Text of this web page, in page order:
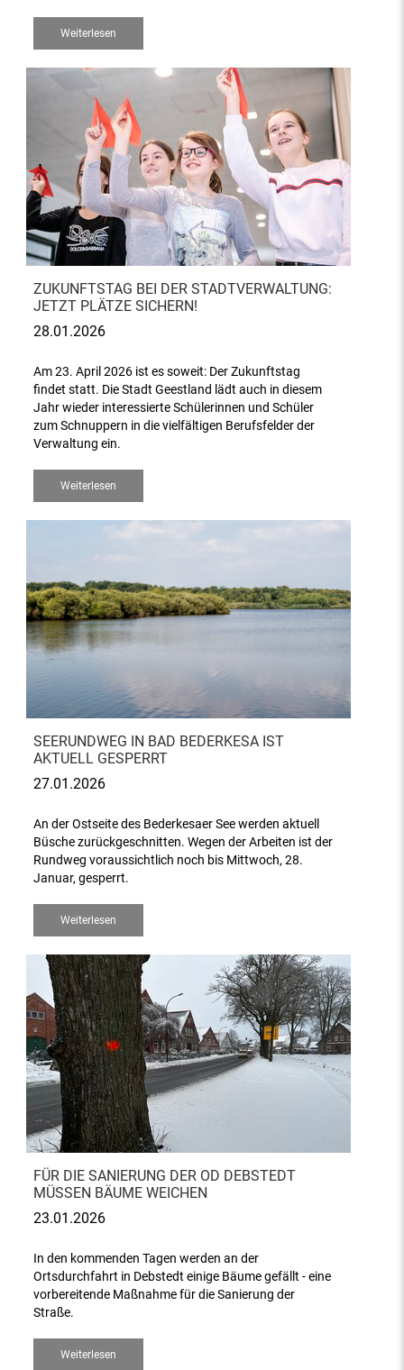
Weiterlesen
ZUKUNFTSTAG BEI DER STADTVERWALTUNG:
JETZT PLÄTZE SICHERN!
28.01.2026
Am 23. April 2026 ist es soweit: Der Zukunftstag
findet statt. Die Stadt Geestland lädt auch in diesem
Jahr wieder interessierte Schülerinnen und Schüler
zum Schnuppern in die vielfältigen Berufsfelder der
Verwaltung ein.
Weiterlesen
SEERUNDWEG IN BAD BEDERKESA IST
AKTUELL GESPERRT
27.01.2026
An der Ostseite des Bederkesaer See werden aktuell
Büsche zurückgeschnitten. Wegen der Arbeiten ist der
Rundweg voraussichtlich noch bis Mittwoch, 28.
Januar, gesperrt.
Weiterlesen
FÜR DIE SANIERUNG DER OD DEBSTEDT
MÜSSEN BÄUME WEICHEN
23.01.2026
In den kommenden Tagen werden an der
Ortsdurchfahrt in Debstedt einige Bäume gefällt - eine
vorbereitende Maßnahme für die Sanierung der
Straße.
Weiterlesen